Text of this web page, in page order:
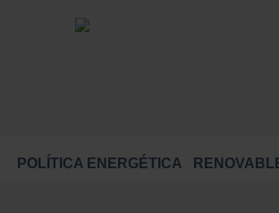
POLÍTICA ENERGÉTICA